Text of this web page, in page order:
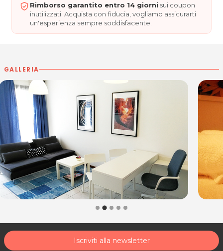
Ritrova il tuo benessere da STUDIO ELIBE!
Maggiori informazioni:Studioelibe.net
ORARI
Dal Lunedì al Venerdì: 16.30 - 21.30
Sabato: 8.00 - 19.00
STUDIO ELIBE di Luca Della Rovere
Via Fabio di Maniago 15/c
33085 Maniago (PN)
Tel. 3348237563
P.IVA 01800580936
Per ulteriori informazioni sull'offerta o sulle modalità di
acquisto scrivi aposta@espevia.it.
Rimborso garantito entro 14 giorni sui coupon
inutilizzati. Acquista con fiducia, vogliamo assicurarti
un'esperienza sempre soddisfacente.
GALLERIA
Iscriviti alla newsletter